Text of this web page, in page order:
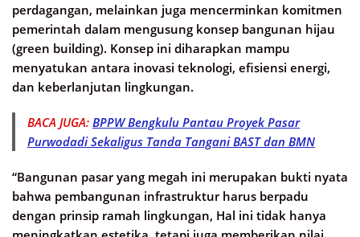
perdagangan, melainkan juga mencerminkan komitmen
pemerintah dalam mengusung konsep bangunan hijau
(green building). Konsep ini diharapkan mampu
menyatukan antara inovasi teknologi, efisiensi energi,
dan keberlanjutan lingkungan.
BACA JUGA: BPPW Bengkulu Pantau Proyek Pasar
Purwodadi Sekaligus Tanda Tangani BAST dan BMN
“Bangunan pasar yang megah ini merupakan bukti nyata
bahwa pembangunan infrastruktur harus berpadu
dengan prinsip ramah lingkungan, Hal ini tidak hanya